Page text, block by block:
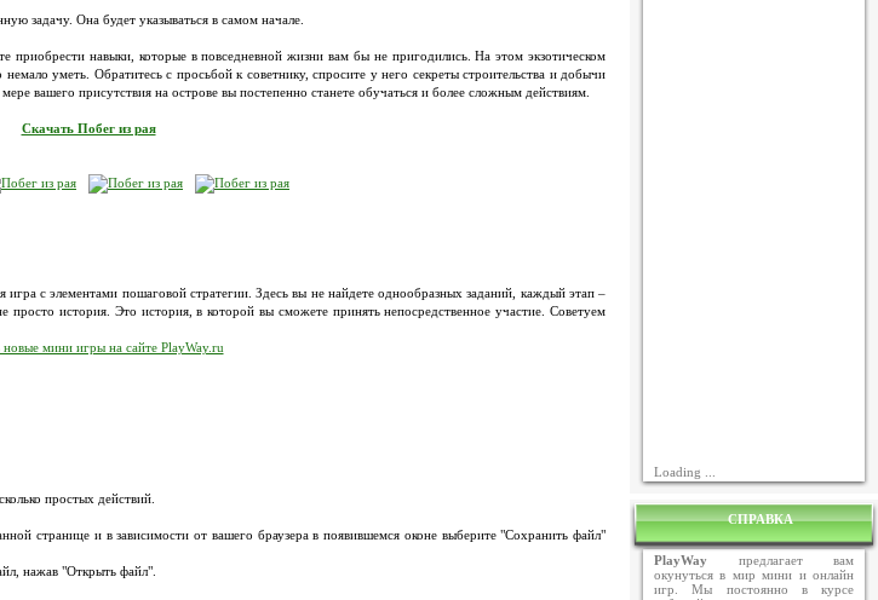
задачу. Она будет указываться в самом начале.
приобрести навыки, которые в повседневной жизни вам бы не пригодились. На этом экзотическом
уметь. Обратитесь с просьбой к советнику, спросите у него секреты строительства и добычи
вашего присутствия на острове вы постепенно станете обучаться и более сложным действиям.
Скачать Побег из рая
игра с элементами пошаговой стратегии. Здесь вы не найдете однообразных заданий, каждый этап –
история. Это история, в которой вы сможете принять непосредственное участие. Советуем
новые мини игры на сайте PlayWay.ru
простых действий.
странице и в зависимости от вашего браузера в появившемся оконе выберите "Сохранить файл"
нажав "Открыть файл".
Loading ...
СПРАВКА
PlayWay предлагает вам
окунуться в мир мини и онлайн
игр. Мы постоянно в курсе